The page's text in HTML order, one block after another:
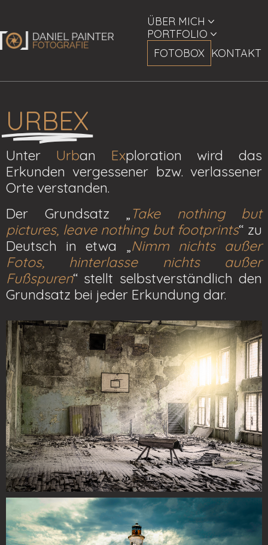
ÜBER MICH
PORTFOLIO
FOTOBOX KONTAKT
URBEX
Unter Urban Exploration wird das
Erkunden vergessener bzw. verlassener
Orte verstanden.
Der Grundsatz „Take nothing but
pictures, leave nothing but footprints“ zu
Deutsch in etwa „Nimm nichts außer
Fotos, hinterlasse nichts außer
Fußspuren“ stellt selbstverständlich den
Grundsatz bei jeder Erkundung dar.